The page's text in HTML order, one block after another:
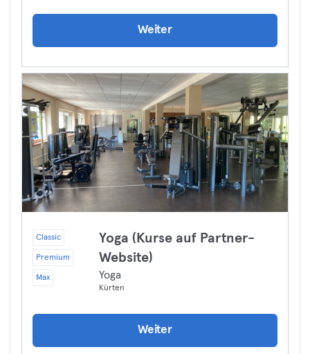
Weiter
Classic
Premium
Max
Yoga (Kurse auf Partner-
Website)
Yoga
Kürten
Weiter